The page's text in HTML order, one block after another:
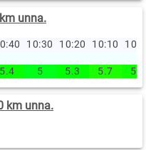
unna.
10:30 10:20 10:10
5.4 5 5.3 5.7 5.5
km unna.